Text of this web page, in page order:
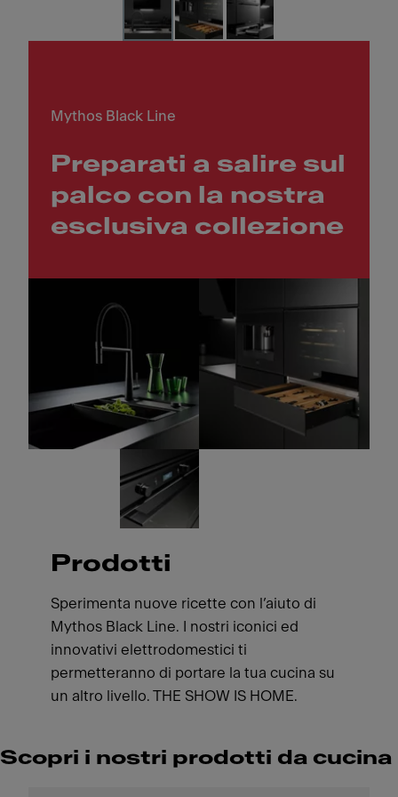
Mythos Black Line
Preparati a salire sul
palco con la nostra
esclusiva collezione
Prodotti
Sperimenta nuove ricette con l’aiuto di
Mythos Black Line. I nostri iconici ed
innovativi elettrodomestici ti
permetteranno di portare la tua cucina su
un altro livello. THE SHOW IS HOME.
Scopri i nostri prodotti da cucina